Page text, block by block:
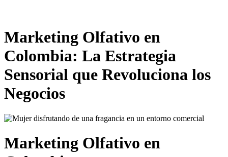
Marketing Olfativo en
Colombia: La Estrategia
Sensorial que Revoluciona los
Negocios
Marketing Olfativo en